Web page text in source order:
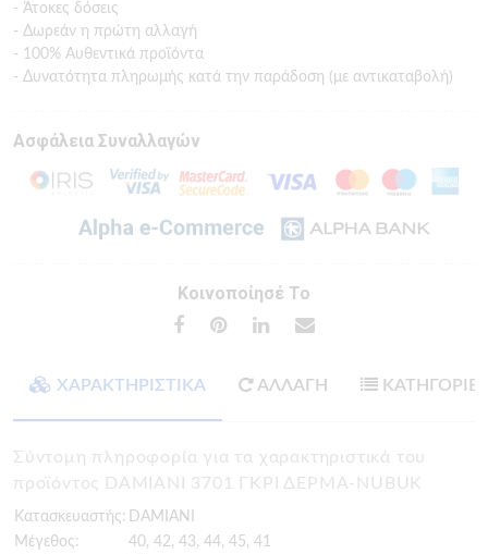
- Άτοκες δόσεις
- Δωρεάν η πρώτη αλλαγή
- 100% Αυθεντικά προϊόντα
- Δυνατότητα πληρωμής κατά την παράδοση (με αντικαταβολή)
Ασφάλεια Συναλλαγών
Κοινοποίησέ Το
ΧΑΡΑΚΤΗΡΙΣΤΙΚΑ ΑΛΛΑΓΗ ΚΑΤΗΓΟΡΙΕΣ
Σύντομη πληροφορία για τα χαρακτηριστικά του
προϊόντος DAMIANI 3701 ΓΚΡΙ ΔΕΡΜΑ-NUBUK
Κατασκευαστής: DAMIANI
Μέγεθος:
40, 42, 43, 44, 45, 41